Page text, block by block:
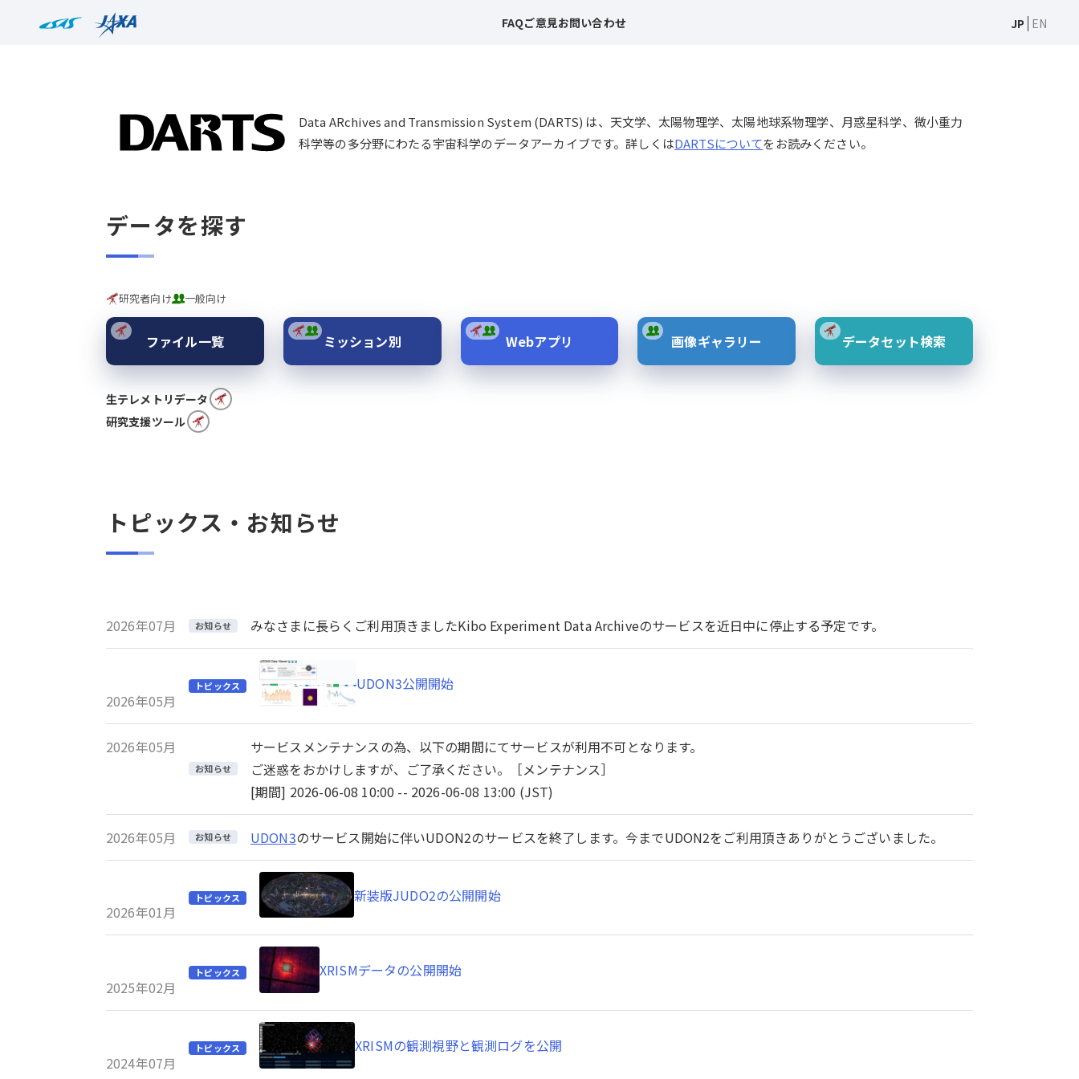
FAQご意見お問い合わせ JP EN
Data ARchives and Transmission System (DARTS) は、天文学、太陽物理学、太陽地球系物理学、月惑星科学、微小重力
科学等の多分野にわたる宇宙科学のデータアーカイブです。詳しくはDARTSについてをお読みください。
データを探す
研究者向け 一般向け
ファイル一覧 ミッション別 Webアプリ 画像ギャラリー データセット検索
生テレメトリデータ
研究支援ツール
トピックス・お知らせ
2026年07月 お知らせ みなさまに長らくご利用頂きましたKibo Experiment Data Archiveのサービスを近日中に停止する予定です。
2026年05月
トピックス UDON3公開開始
2026年05月
お知らせ
サービスメンテナンスの為、以下の期間にてサービスが利用不可となります。
ご迷惑をおかけしますが、ご了承ください。［メンテナンス］
[期間] 2026-06-08 10:00 -- 2026-06-08 13:00 (JST)
2026年05月 お知らせ UDON3のサービス開始に伴いUDON2のサービスを終了します。今までUDON2をご利用頂きありがとうございました。
2026年01月
トピックス 新装版JUDO2の公開開始
2025年02月
トピックス XRISMデータの公開開始
2024年07月
トピックス XRISMの観測視野と観測ログを公開